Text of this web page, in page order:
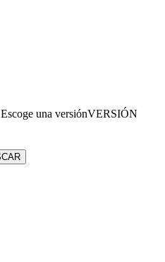
Escoge una versiónVERSIÓN